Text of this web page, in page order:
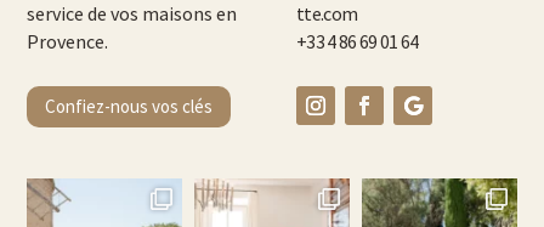
service de vos maisons en
Provence.
Confiez-nous vos clés
tte.com
+33 4 86 69 01 64